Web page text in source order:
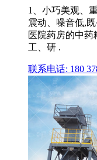
1、小巧美观、
震动、噪音低,
医院药房的中
工、研 .
联系电话: 180